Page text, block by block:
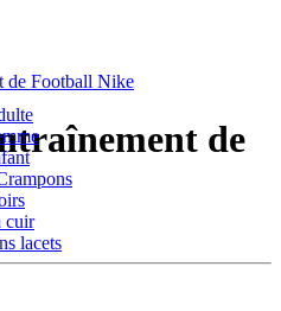
cuir
lacets
de Football Nike
de